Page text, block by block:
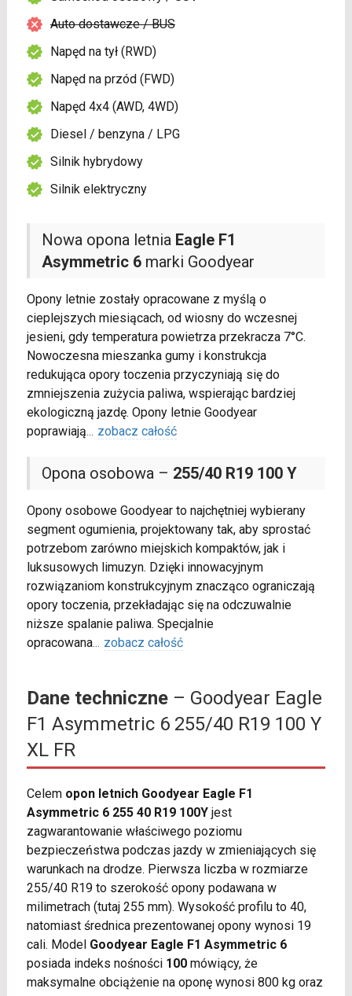
Nowa opona letnia Eagle F1
Asymmetric 6marki Goodyear
Opony letnie zostały opracowane z myślą o
cieplejszych miesiącach, od wiosny do wczesnej
jesieni, gdy temperatura powietrza przekracza 7°C.
Nowoczesna mieszanka gumy i konstrukcja
redukująca opory toczenia przyczyniają się do
zmniejszenia zużycia paliwa, wspierając bardziej
ekologiczną jazdę. Opony letnie Goodyear
poprawiają... zobacz całość
Opona osobowa – 255/40 R19 100 Y
Opony osobowe Goodyear to najchętniej wybierany
segment ogumienia, projektowany tak, aby sprostać
potrzebom zarówno miejskich kompaktów, jak i
luksusowych limuzyn. Dzięki innowacyjnym
rozwiązaniom konstrukcyjnym znacząco ograniczają
opory toczenia, przekładając się na odczuwalnie
niższe spalanie paliwa. Specjalnie
opracowana... zobacz całość
Auto dostawcze / BUS
Napęd na tył (RWD)
Napęd na przód (FWD)
Napęd 4x4 (AWD, 4WD)
Diesel / benzyna / LPG
Silnik hybrydowy
Silnik elektryczny
Dane techniczne– Goodyear Eagle
F1 Asymmetric 6 255/40 R19 100 Y
XL FR
Celem opon letnich Goodyear Eagle F1
Asymmetric 6 255 40 R19 100Yjest
zagwarantowanie właściwego poziomu
bezpieczeństwa podczas jazdy w zmieniających się
warunkach na drodze. Pierwsza liczba w rozmiarze
255/40 R19 to szerokość opony podawana w
milimetrach (tutaj 255 mm). Wysokość profilu to 40,
natomiast średnica prezentowanej opony wynosi 19
cali. Model Goodyear Eagle F1 Asymmetric 6
posiada indeks nośności 100mówiący, że
maksymalne obciążenie na oponę wynosi 800 kg oraz